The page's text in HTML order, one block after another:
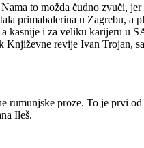
to možda čudno zvuči,
primabalerina u Zagrebu, a
kasnije i za veliku karijeru u
Književne revije Ivan Trojan,
proze. To je prvi od
Ileš.